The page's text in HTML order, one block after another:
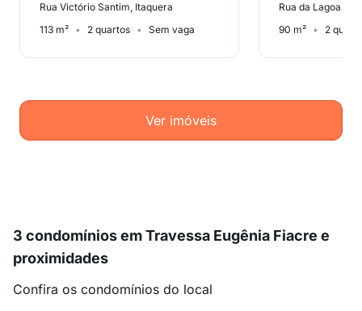
Rua Victório Santim, Itaquera
113 m²
2 quartos Sem vaga
Rua da Lagoa
90 m²
2
Ver imóveis
3 condomínios em Travessa Eugênia Fiacre e
proximidades
Confira os condomínios do local